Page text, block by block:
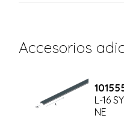
Accesorios
L-16
NE